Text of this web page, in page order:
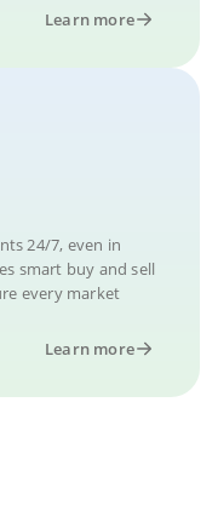
Learn more
24/7, even in
smart buy and sell
every market
Learn more